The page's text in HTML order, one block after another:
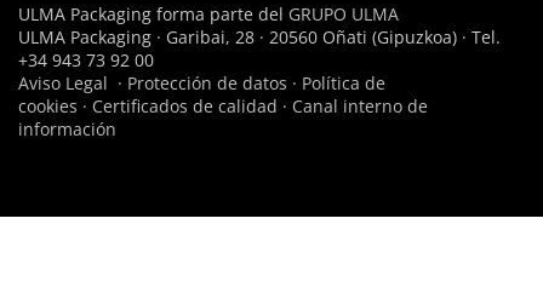
ULMA Packaging forma parte del GRUPO ULMA
ULMA Packaging · Garibai, 28 · 20560 Oñati (Gipuzkoa) · Tel.
+34 943 73 92 00
Aviso Legal · Protección de datos · Política de
cookies · Certificados de calidad · Canal interno de
información